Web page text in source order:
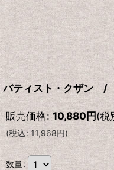
バティスト・クザン
販売価格: 10,880円(税
(税込: 11,968円)
数量: